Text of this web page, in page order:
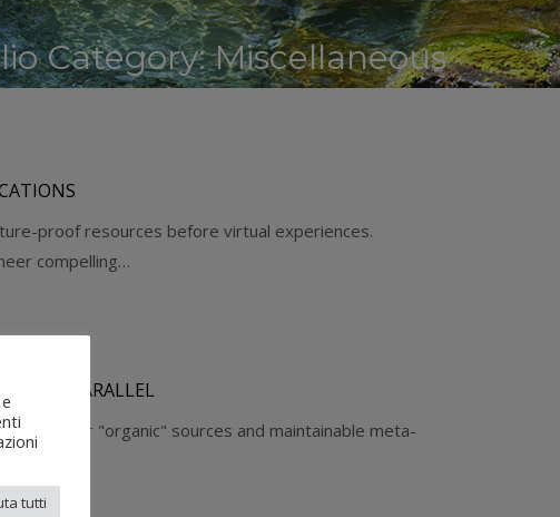
Category:Miscellaneous
proof resources before virtual experiences.
compelling…
PARALLEL
internal or "organic" sources and maintainable meta-
tutti